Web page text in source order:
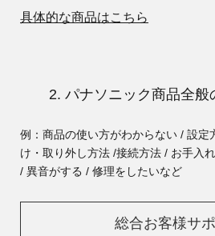
具体的な商品はこちら
2. パナソニック商品全般
例：商品の使い方がわからない / 設定
け・取り外し方法 /接続方法 / お手入
/ 異音がする / 修理をしたいなど
総合お客様サ